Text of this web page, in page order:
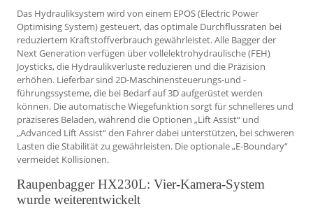
Das Hydrauliksystem wird von einem EPOS (Electric Power
Optimising System) gesteuert, das optimale Durchflussraten bei
reduziertem Kraftstoffverbrauch gewährleistet. Alle Bagger der
Next Generation verfügen über vollelektrohydraulische (FEH)
Joysticks, die Hydraulikverluste reduzieren und die Präzision
erhöhen. Lieferbar sind 2D-Maschinensteuerungs-und ­
führungssysteme, die bei Bedarf auf 3D aufgerüstet werden
können. Die automatische Wiegefunktion sorgt für schnelleres und
präziseres Beladen, während die Optionen „Lift Assist“ und
„Advanced Lift Assist“ den Fahrer dabei unterstützen, bei schweren
Lasten die Stabilität zu gewährleisten. Die optionale „E-Boundary“
vermeidet Kollisionen.
Raupenbagger HX230L: Vier-Kamera-System
wurde weiterentwickelt